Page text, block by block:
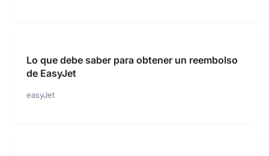
Lo que debe saber para obtener un reembolso
de EasyJet
easyJet